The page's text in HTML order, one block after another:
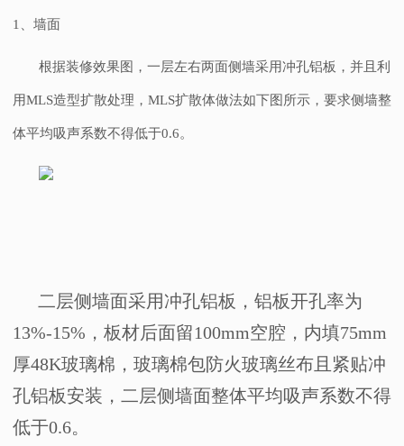
1 、墙面
根据装修效果图，一层左右两面侧墙采用冲孔铝板，并且利
用MLS造型扩散处理， MLS扩散体做法如下图所示，要求侧墙整
体平均吸声系数不得低于0.6。
二层侧墙面采用冲孔铝板，铝板开孔率为
13%-15% ，板材后面留100mm空腔，内填75mm
厚48K玻璃棉，玻璃棉包防火玻璃丝布且紧贴冲
孔铝板安装，二层侧墙面整体平均吸声系数不得
低于0.6。